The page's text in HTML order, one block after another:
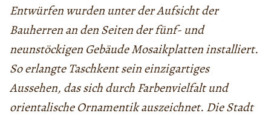
Entwürfen wurden unter der Aufsicht der
Bauherren an den Seiten der fünf- und
neunstöckigen Gebäude Mosaikplatten installiert.
So erlangte Taschkent sein einzigartiges
Aussehen, das sich durch Farbenvielfalt und
orientalische Ornamentik auszeichnet. Die Stadt